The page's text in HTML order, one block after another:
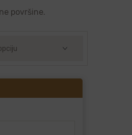
površine.